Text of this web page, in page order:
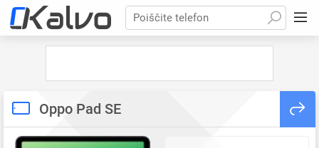
Poiščite telefon
Oppo Pad SE